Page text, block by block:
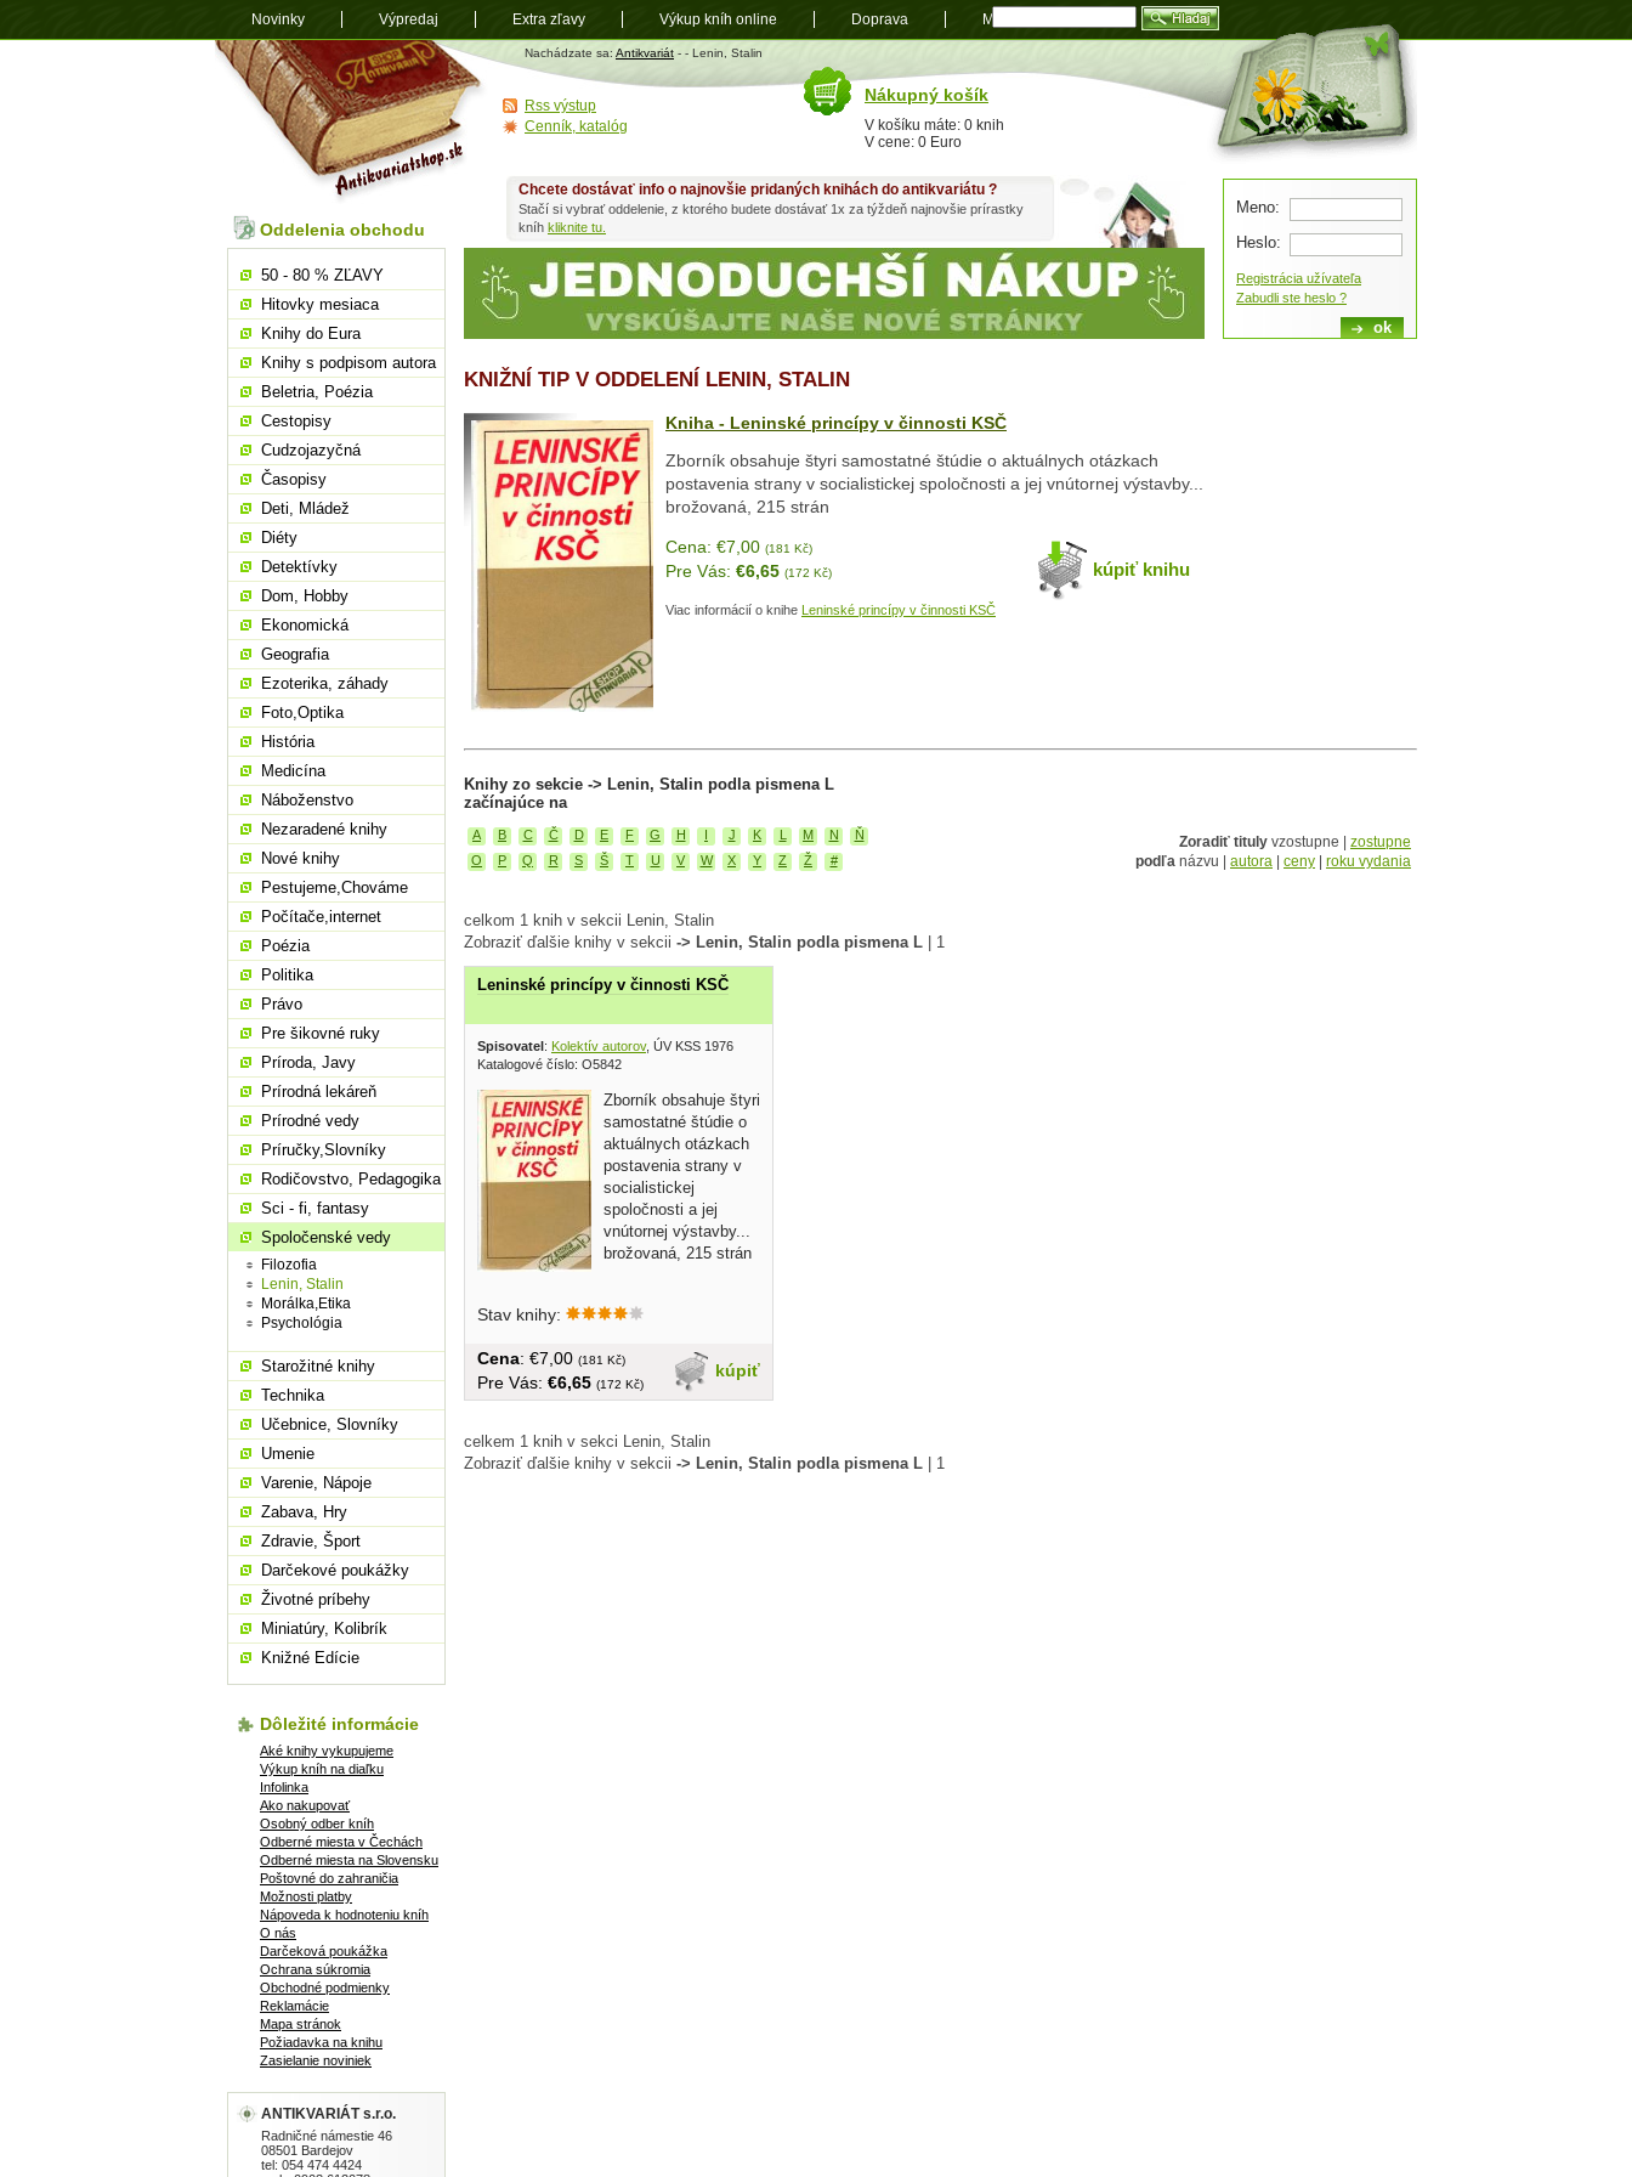
Antikvariát
shop.sk
Nachádzate sa: Antikvariát - - Lenin, Stalin
KNIŽNÍ TIP V ODDELENÍ LENIN, STALIN
Kniha - Leninské princípy v činnosti KSČ
Zborník obsahuje štyri samostatné štúdie o aktuálnych otázkach
postavenia strany v socialistickej spoločnosti a jej vnútornej výstavby...
brožovaná, 215 strán
kúpiť knihu
Cena: €7,00 (181 Kč)
Pre Vás: €6,65 (172 Kč)
Viac informácií o knihe Leninské princípy v činnosti KSČ
Knihy zo sekcie -> Lenin, Stalin podla pismena L
začínajúce na
A B C Č D E F G H I J K L M N
Ň
O
P Q R S Š T U V W X Y Z Ž #
Zoradiť tituly vzostupne | zostupne
podľa názvu | autora | ceny | roku vydania
celkom 1 knih v sekcii Lenin, Stalin
Zobraziť ďalšie knihy v sekcii -> Lenin, Stalin podla pismena L | 1
Leninské princípy v činnosti KSČ
Spisovatel : Kolektív autorov, ÚV KSS 1976
Katalogové číslo: O5842
Zborník obsahuje štyri
samostatné štúdie o
aktuálnych otázkach
postavenia strany v
socialistickej
spoločnosti a jej
vnútornej výstavby...
brožovaná, 215 strán
Stav knihy:
kúpiť
Cena: €7,00 (181 Kč)
Pre Vás: €6,65 (172 Kč)
celkem 1 knih v sekci Lenin, Stalin
Zobraziť ďalšie knihy v sekcii -> Lenin, Stalin podla pismena L 1
Chcete dostávať info o najnovšie pridaných knihách do antikvariátu ?
Stačí si vybrať oddelenie, z ktorého budete dostávať 1x za týždeň najnovšie prírastky
kníh kliknite tu.
Oddelenia obchodu
50 - 80 % ZĽAVY
Hitovky mesiaca
Knihy do Eura
Knihy s podpisom autora
Beletria, Poézia
Cestopisy
Cudzojazyčná
Časopisy
Deti, Mládež
Diéty
Detektívky
Dom, Hobby
Ekonomická
Geografia
Ezoterika, záhady
Foto,Optika
História
Medicína
Náboženstvo
Nezaradené knihy
Nové knihy
Pestujeme,Chováme
Počítače,internet
Poézia
Politika
Právo
Pre šikovné ruky
Príroda, Javy
Prírodná lekáreň
Prírodné vedy
Príručky,Slovníky
Rodičovstvo, Pedagogika
Sci - fi, fantasy
Spoločenské vedy
Filozofia
Lenin, Stalin
Morálka,Etika
Psychológia
Starožitné knihy
Technika
Učebnice, Slovníky
Umenie
Varenie, Nápoje
Zabava, Hry
Zdravie, Šport
Darčekové poukážky
Životné príbehy
Miniatúry, Kolibrík
Knižné Edície
Dôležité informácie
Aké knihy vykupujeme
Výkup kníh na diaľku
Infolinka
Ako nakupovať
Osobný odber kníh
Odberné miesta v Čechách
Odberné miesta na Slovensku
Poštovné do zahraničia
Možnosti platby
Nápoveda k hodnoteniu kníh
O nás
Darčeková poukážka
Ochrana súkromia
Obchodné podmienky
Reklamácie
Mapa stránok
Požiadavka na knihu
Zasielanie noviniek
ANTIKVARIÁT s.r.o.
Radničné námestie 46
08501 Bardejov
tel: 054 474 4424
Meno:
Heslo:
Registrácia užívateľa
Zabudli ste heslo ?
Nákupný košík
V košíku máte: 0 knih
V cene: 0 Euro
Rss výstup
Cenník, katalóg
Novinky Výpredaj Extra zľavy Výkup kníh online Doprava Mapa